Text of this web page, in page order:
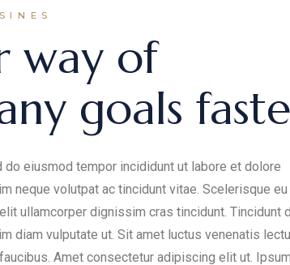
way of
goals
eiusmod tempor incididunt ut labore et dolore
neque volutpat ac tincidunt vitae. Scelerisque eu
ullamcorper dignissim cras tincidunt. Tincidunt
diam vulputate ut. Sit amet luctus venenatis
Amet consectetur adipiscing elit ut.